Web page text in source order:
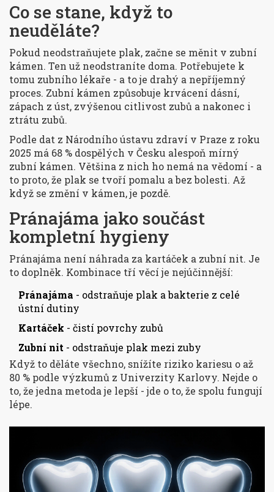
Co se stane, když to
neuděláte?
Pokud neodstraňujete plak, začne se měnit v zubní
kámen. Ten už neodstraníte doma. Potřebujete k
tomu zubního lékaře - a to je drahý a nepříjemný
proces. Zubní kámen způsobuje krvácení dásní,
zápach z úst, zvýšenou citlivost zubů a nakonec i
ztrátu zubů.
Podle dat z Národního ústavu zdraví v Praze z roku
2025 má 68 % dospělých v Česku alespoň mírný
zubní kámen. Většina z nich ho nemá na vědomí - a
to proto, že plak se tvoří pomalu a bez bolesti. Až
když se změní v kámen, je pozdě.
Pránajáma jako součást
kompletní hygieny
Pránajáma není náhrada za kartáček a zubní nit. Je
to doplněk. Kombinace tří věcí je nejúčinnější:
Pránajáma - odstraňuje plak a bakterie z celé
ústní dutiny
Kartáček - čistí povrchy zubů
Zubní nit - odstraňuje plak mezi zuby
Když to děláte všechno, snížíte riziko kariesu o až
80 % podle výzkumů z Univerzity Karlovy. Nejde o
to, že jedna metoda je lepší - jde o to, že spolu fungují
lépe.